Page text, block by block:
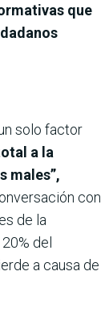
que
solo factor
a la
males”,
con
de la
del
a causa de